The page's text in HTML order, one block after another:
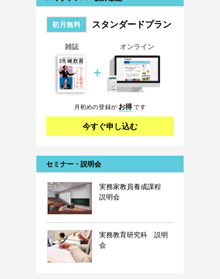
初月無料 スタンダードプラン
雑誌
＋
オンライン
月初めの登録が お得です
今すぐ申し込む
セミナー・説明会
実務家教員養成課程
説明会
実務教育研究科 説明
会